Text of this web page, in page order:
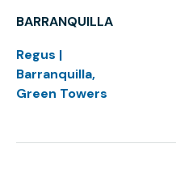
BARRANQUILLA
Regus |
Barranquilla,
Green Towers